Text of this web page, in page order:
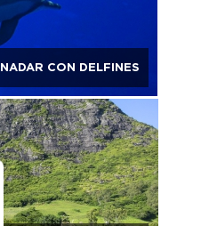
NADAR CON DELFINES